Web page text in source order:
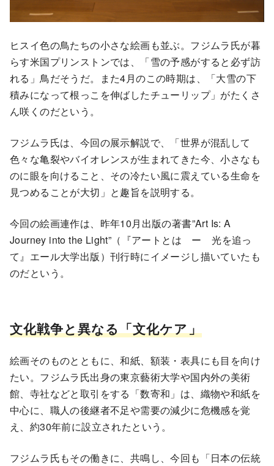
ヒスイ色の鳥たちの小さな絵画も並ぶ。フジムラ氏が暮
らす米国プリンストンでは、「雪の予感がすると必ず訪
れる」鳥だそうだ。また4月のこの時期は、「大雪の下
積みになって根っこを伸ばしたチューリップ」がたくさ
ん咲くのだという。
フジムラ氏は、今回の展示解説で、「世界が混乱して
色々な亀裂やバイオレンスが生まれてきた今、小さなも
のに眼を向けること、その冷たい風に震えている生命を
見つめることが大切」と趣旨を説明する。
今回の絵画連作は、昨年10月出版の著書”Art Is: A
Journey into the Light”（『アートとは ー 光を追っ
て』エール大学出版）刊行時にイメージし描いていたも
のだという。
文化戦争と異なる「文化ケア」
絵画そのものとともに、和紙、額装・表具にも目を向け
たい。フジムラ氏出身の東京藝術大学や国内外の美術
館、寺社などと取引をする「数寄和」は、織物や和紙を
中心に、職人の後継者不足や需要の減少に危機感を覚
え、約30年前に設立されたという。
フジムラ氏もその働きに、共鳴し、今回も「日本の伝統